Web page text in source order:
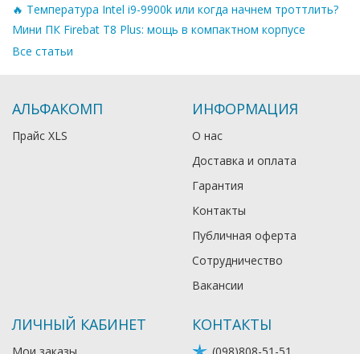
🔥 Температура Intel i9-9900k или когда начнем троттлить?
Мини ПК Firebat T8 Plus: мощь в компактном корпусе
Все статьи
АЛЬФАКОМП
Прайс XLS
ИНФОРМАЦИЯ
О нас
Доставка и оплата
Гарантия
Контакты
Публичная оферта
Сотрудничество
Вакансии
ЛИЧНЫЙ КАБИНЕТ КОНТАКТЫ